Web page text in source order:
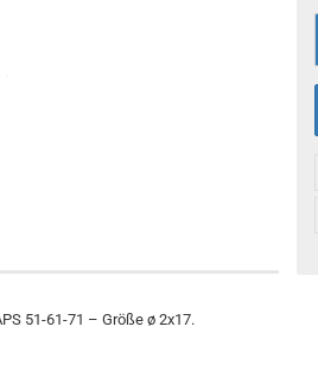
51-61-71 – Größe ø 2x17.